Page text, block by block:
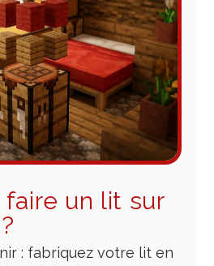
un lit sur
: fabriquez votre lit en